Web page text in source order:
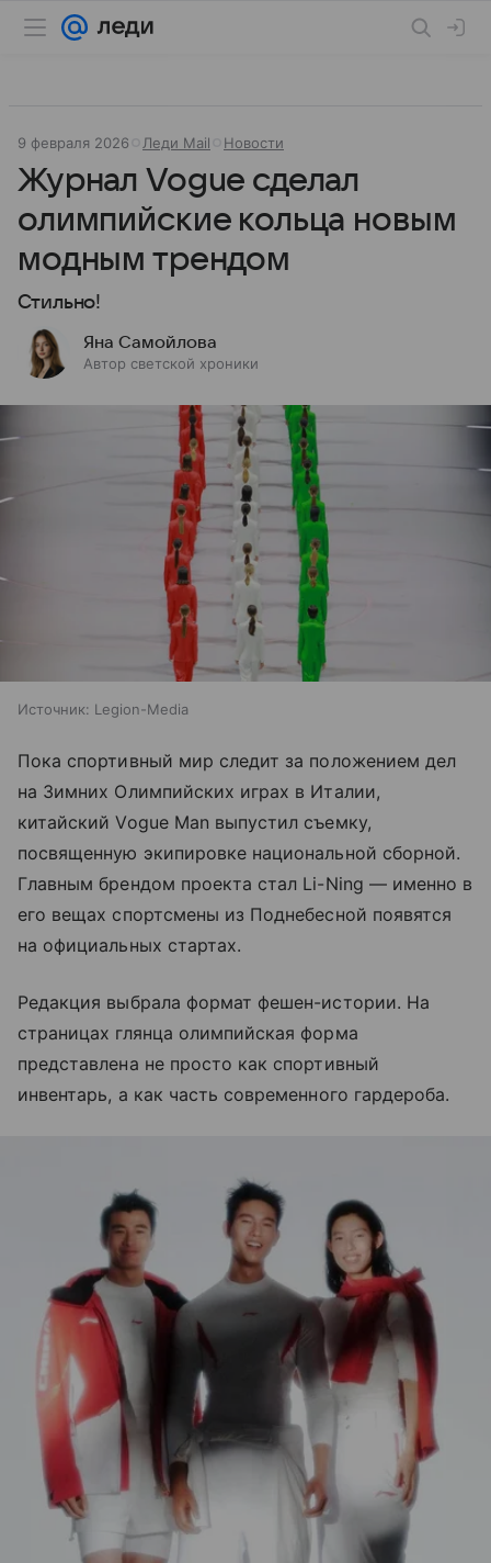
9 февраля 2026 Леди Mail Новости
Журнал Vogue сделал
олимпийские кольца новым
модным трендом
Стильно!
Яна Самойлова
Автор светской хроники
Источник: Legion-Media
Пока спортивный мир следит за положением дел
на Зимних Олимпийских играх в Италии,
китайский Vogue Man выпустил съемку,
посвященную экипировке национальной сборной.
Главным брендом проекта стал Li-Ning — именно в
его вещах спортсмены из Поднебесной появятся
на официальных стартах.
Редакция выбрала формат фешен-истории. На
страницах глянца олимпийская форма
представлена не просто как спортивный
инвентарь, а как часть современного гардероба.